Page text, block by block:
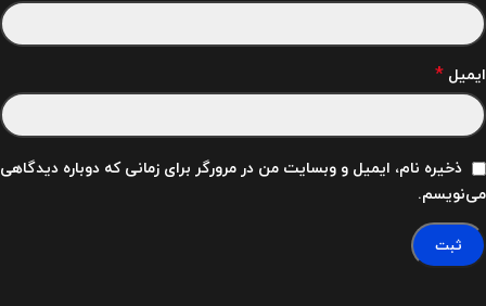
ایمیل *
ذخیره نام، ایمیل و وبسایت من در مرورگر برای زمانی که دوباره دیدگاهی
می‌نویسم.